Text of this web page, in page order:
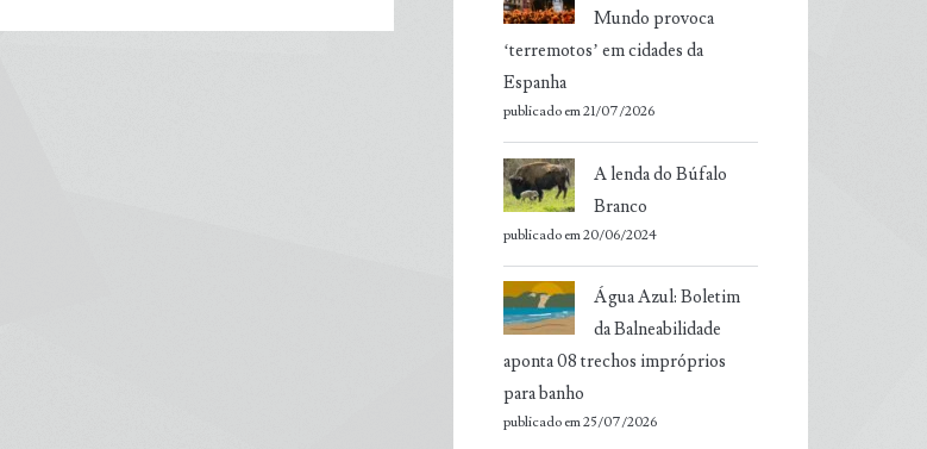
Mundo provoca
‘terremotos’ em cidades da
Espanha
publicado em 21/07/2026
A lenda do Búfalo
Branco
publicado em 20/06/2024
Água Azul: Boletim
da Balneabilidade
aponta 08 trechos impróprios
para banho
publicado em 25/07/2026